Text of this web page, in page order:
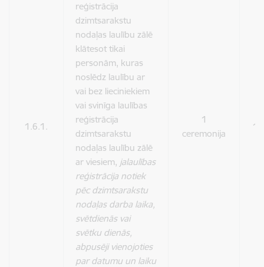
1.6.1.
reģistrācija
dzimtsarakstu
nodaļas laulību zālē
klātesot tikai
personām, kuras
noslēdz laulību ar
vai bez lieciniekiem
vai svinīga laulības
reģistrācija
dzimtsarakstu
nodaļas laulību zālē
ar viesiem, jalaulības
reģistrācija notiek
pēc dzimtsarakstu
nodaļas darba laika,
svētdienās vai
svētku dienās,
abpusēji vienojoties
par datumu un laiku
1
ceremonija